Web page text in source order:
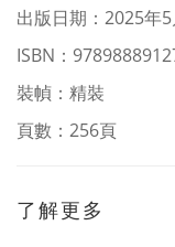
出版日期：2025年
ISBN：
裝幀：精裝
頁數：256頁
了解更多